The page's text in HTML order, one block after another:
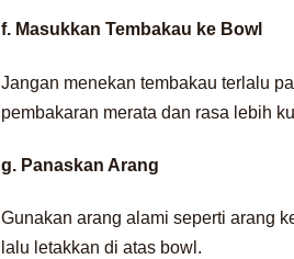
f. Masukkan Tembakau ke Bowl
Jangan menekan tembakau terlalu
pembakaran merata dan rasa lebih
g. Panaskan Arang
Gunakan arang alami seperti arang
lalu letakkan di atas bowl.